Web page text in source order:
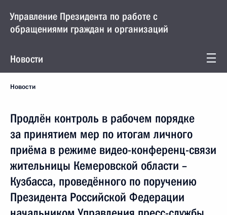
Управление Президента по работе с
обращениями граждан и организаций
Новости
Новости
Продлён контроль в рабочем порядке
за принятием мер по итогам личного
приёма в режиме видео-конференц-связи
жительницы Кемеровской области –
Кузбасса, проведённого по поручению
Президента Российской Федерации